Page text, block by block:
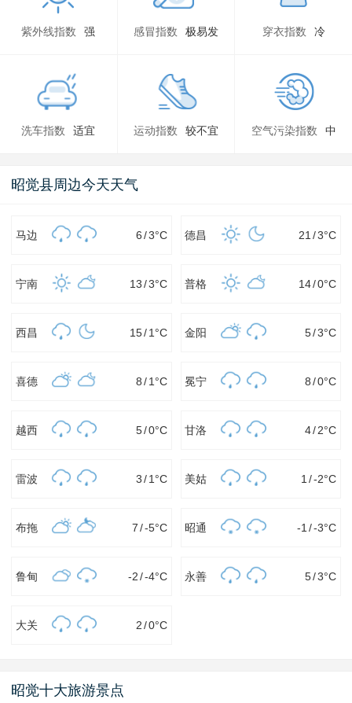
紫外线指数 强 感冒指数 极易发 穿衣指数 冷
洗车指数 适宜 运动指数 较不宜 空气污染指数 中
昭觉县周边今天天气
马边 6/3°C 德昌 21 /3°C
宁南 13/3°C 普格 14/0°C
西昌 15/ 1 °C 金阳 5/3°C
喜德 8/ 1 °C 冕宁 8 /0°C
越西 5/0°C 甘洛 4/2°C
雷波 3/ 1 °C 美姑 1 /-2°C
布拖 7/-5°C 昭通 -1 /-3°C
鲁甸 -2/-4°C 永善 5/3°C
大关 2/0°C
昭觉十大旅游景点